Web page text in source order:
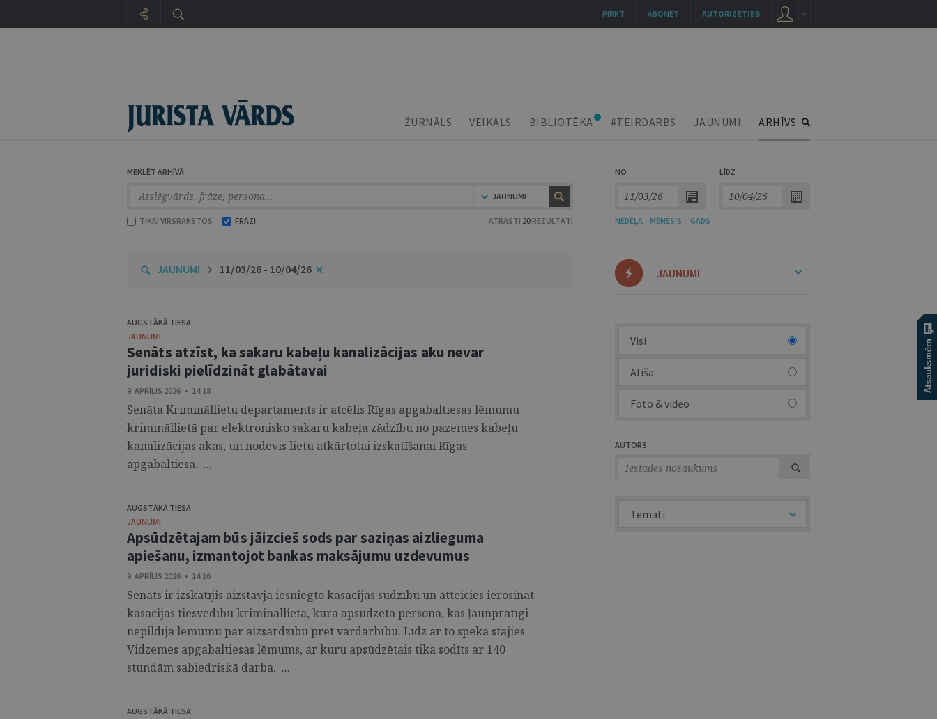
ŽURNĀLS VEIKALS BIBLIOTĒKA #TEIRDARBS JAUNUMI ARHĪVS
MEKLĒT ARHĪVĀ
JAUNUMI
TIKAI VIRSRAKSTOS FRĀZI ATRASTI 20 REZULTĀTI
NO LĪDZ
NEDĒĻA MĒNESIS GADS
JAUNUMI 11/03/26 - 10/04/26
AUGSTĀKĀ TIESA
JAUNUMI
Senāts atzīst, ka sakaru kabeļu kanalizācijas aku nevar
juridiski pielīdzināt glabātavai
9. APRĪLIS 2026 • 14:18
Senāta Krimināllietu departaments ir atcēlis Rīgas apgabaltiesas lēmumu
krimināllietā par elektronisko sakaru kabeļa zādzību no pazemes kabeļu
kanalizācijas akas, un nodevis lietu atkārtotai izskatīšanai Rīgas
apgabaltiesā. ...
AUGSTĀKĀ TIESA
JAUNUMI
Apsūdzētajam būs jāizcieš sods par saziņas aizlieguma
apiešanu, izmantojot bankas maksājumu uzdevumus
9. APRĪLIS 2026 • 14:16
Senāts ir izskatījis aizstāvja iesniegto kasācijas sūdzību un atteicies ierosināt
kasācijas tiesvedību krimināllietā, kurā apsūdzēta persona, kas ļaunprātīgi
nepildīja lēmumu par aizsardzību pret vardarbību. Līdz ar to spēkā stājies
Vidzemes apgabaltiesas lēmums, ar kuru apsūdzētais tika sodīts ar 140
stundām sabiedriskā darba. ...
AUGSTĀKĀ TIESA
JAUNUMI
Visi
Afiša
Foto & video
AUTORS
Temati
AUTORIZĒTIES
ABONĒT
PIRKT